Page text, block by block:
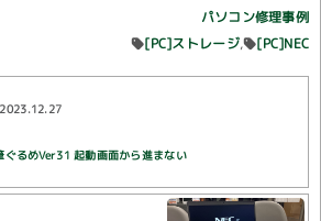
パソコン修理事例
[PC]ストレージ [PC]NEC
2023.12.27
ぐるめVer31 起動画面から進まない